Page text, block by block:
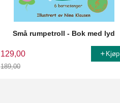
Små rumpetroll - Bok med lyd
129,00
189,00
Kjøp